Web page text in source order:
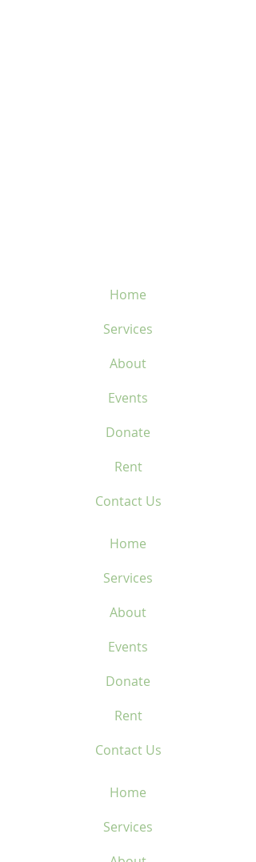
Home
Services
About
Events
Donate
Rent
Contact Us
Home
Services
About
Events
Donate
Rent
Contact Us
Home
Services